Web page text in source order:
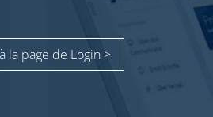
la page de Login >